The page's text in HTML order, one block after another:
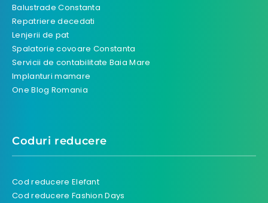
Balustrade Constanta
Repatriere decedati
Lenjerii de pat
Spalatorie covoare Constanta
Servicii de contabilitate Baia Mare
Implanturi mamare
One Blog Romania
Coduri reducere
Cod reducere Elefant
Cod reducere Fashion Days